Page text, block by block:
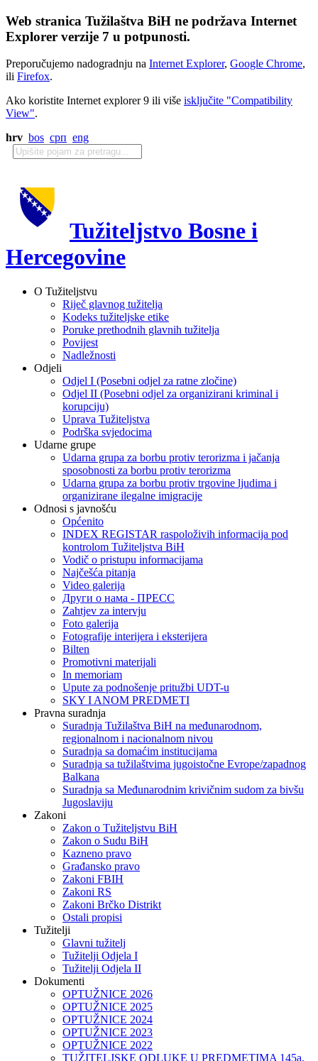
Web stranica Tužilaštva BiH ne podržava Internet
Explorer verzije 7 u potpunosti.
Preporučujemo nadogradnju na Internet Explorer, Google Chrome,
ili Firefox.
Ako koristite Internet explorer 9 ili više isključite "Compatibility
View".
hrv bos срп eng
Tužiteljstvo Bosne i
Hercegovine
O Tužiteljstvu
Riječ glavnog tužitelja
Kodeks tužiteljske etike
Poruke prethodnih glavnih tužitelja
Povijest
Nadležnosti
Odjeli
Odjel I (Posebni odjel za ratne zločine)
Odjel II (Posebni odjel za organizirani kriminal i
korupciju)
Uprava Tužiteljstva
Podrška svjedocima
Udarne grupe
Udarna grupa za borbu protiv terorizma i jačanja
sposobnosti za borbu protiv terorizma
Udarna grupa za borbu protiv trgovine ljudima i
organizirane ilegalne imigracije
Odnosi s javnošću
Općenito
INDEX REGISTAR raspoloživih informacija pod
kontrolom Tužiteljstva BiH
Vodič o pristupu informacijama
Najčešća pitanja
Video galerija
Други о нама - ПРЕСC
Zahtjev za intervju
Foto galerija
Fotografije interijera i eksterijera
Bilten
Promotivni materijali
In memoriam
Upute za podnošenje pritužbi UDT-u
SKY I ANOM PREDMETI
Pravna suradnja
Suradnja Tužilaštva BiH na međunarodnom,
regionalnom i nacionalnom nivou
Suradnja sa domaćim institucijama
Suradnja sa tužilaštvima jugoistočne Evrope/zapadnog
Balkana
Suradnja sa Međunarodnim krivičnim sudom za bivšu
Jugoslaviju
Zakoni
Zakon o Тužiteljstvu BiH
Zakon o Sudu BiH
Kazneno pravo
Građansko pravo
Zakoni FBIH
Zakoni RS
Zakoni Brčko Distrikt
Ostali propisi
Tužitelji
Glavni tužitelj
Tužitelji Odjela I
Tužitelji Odjela II
Dokumenti
OPTUŽNICE 2026
OPTUŽNICE 2025
OPTUŽNICE 2024
OPTUŽNICE 2023
OPTUŽNICE 2022
TUŽITELJSKE ODLUKE U PREDMETIMA 145a.